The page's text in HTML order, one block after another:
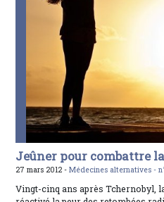
Jeûner pour combattre
27 mars 2012 -Médecines alternatives -
Vingt-cinq ans après Tchernobyl,